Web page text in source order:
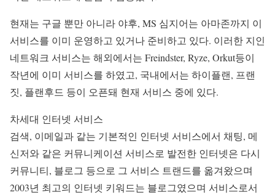
현재는 구글 뿐만 아니라 야후, MS 심지어는 아마존까지 이
서비스를 이미 운영하고 있거나 준비하고 있다. 이러한 지인
네트워크 서비스는 해외에서는 Freindster, Ryze, Orkut등이
작년에 이미 서비스를 하였고, 국내에서는 하이플랜, 프랜
짓, 플랜후드 등이 오픈돼 현재 서비스 중에 있다.
차세대 인터넷 서비스
검색, 이메일과 같는 기본적인 인터넷 서비스에서 채팅, 메
신저와 같은 커뮤니케이션 서비스로 발전한 인터넷은 다시
커뮤니티, 블로그 등으로 그 서비스 트랜드를 옮겨왔으며
2003년 최고의 인터넷 키워드는 블로그였으며 서비스로서